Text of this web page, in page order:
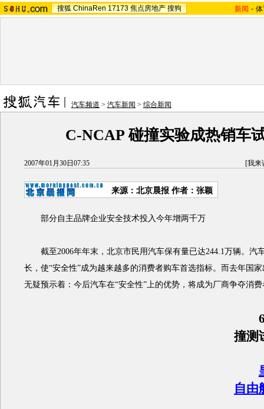
搜狐 ChinaRen 17173 焦点房地产 搜狗 新闻 -
汽车频道 > 汽车新闻 > 综合新闻
C-NCAP 碰撞实验成热销车
2007年01月30日07:35 [我来
来源：北京晨报 作者：张颖
部分自主品牌企业安全技术投入今年增两千万
截至2006年年末，北京市民用汽车保有量已达244.1万辆。汽
长，使“安全性”成为越来越多的消费者购车首选指标。而去年国
无疑预示着：今后汽车在“安全性”上的优势，将成为厂商争夺消
6
撞测
自由